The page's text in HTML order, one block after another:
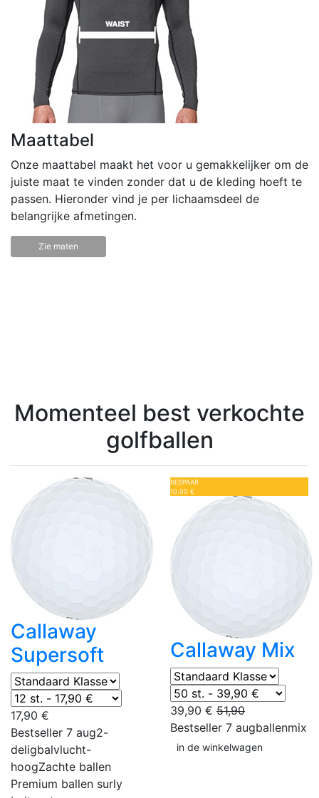
Maattabel
Onze maattabel maakt het voor u gemakkelijker om de
juiste maat te vinden zonder dat u de kleding hoeft te
passen. Hieronder vind je per lichaamsdeel de
belangrijke afmetingen.
Zie maten
Momenteel best verkochte
golfballen
Callaway
Supersoft
17,90 €
Bestseller 7 aug2-
deligbalvlucht-
hoogZachte ballen
Premium ballen surly
BESPAAR
10,00 €
Callaway Mix
39,90 € 51,90
Bestseller 7 augballenmix
in de winkelwagen